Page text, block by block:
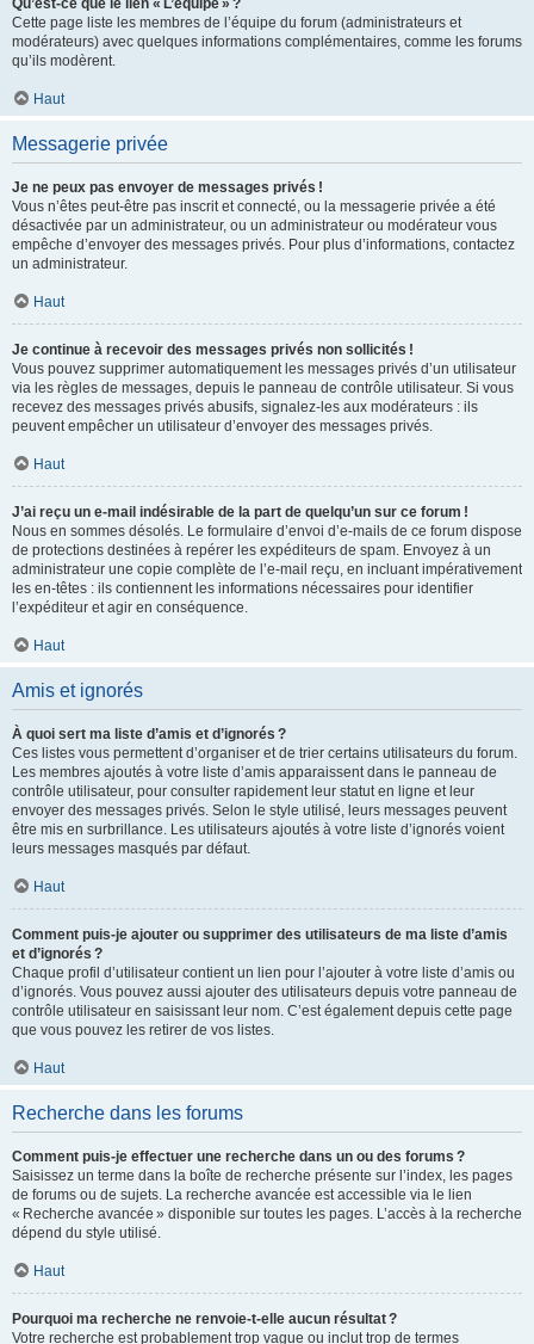
Qu’est-ce que le lien « L’équipe » ?
Cette page liste les membres de l’équipe du forum (administrateurs et
modérateurs) avec quelques informations complémentaires, comme les forums
qu’ils modèrent.
Haut
Messagerie privée
Je ne peux pas envoyer de messages privés !
Vous n’êtes peut-être pas inscrit et connecté, ou la messagerie privée a été
désactivée par un administrateur, ou un administrateur ou modérateur vous
empêche d’envoyer des messages privés. Pour plus d’informations, contactez
un administrateur.
Haut
Je continue à recevoir des messages privés non sollicités !
Vous pouvez supprimer automatiquement les messages privés d’un utilisateur
via les règles de messages, depuis le panneau de contrôle utilisateur. Si vous
recevez des messages privés abusifs, signalez-les aux modérateurs : ils
peuvent empêcher un utilisateur d’envoyer des messages privés.
Haut
J’ai reçu un e-mail indésirable de la part de quelqu’un sur ce forum !
Nous en sommes désolés. Le formulaire d’envoi d’e-mails de ce forum dispose
de protections destinées à repérer les expéditeurs de spam. Envoyez à un
administrateur une copie complète de l’e-mail reçu, en incluant impérativement
les en-têtes : ils contiennent les informations nécessaires pour identifier
l’expéditeur et agir en conséquence.
Haut
Amis et ignorés
À quoi sert ma liste d’amis et d’ignorés ?
Ces listes vous permettent d’organiser et de trier certains utilisateurs du forum.
Les membres ajoutés à votre liste d’amis apparaissent dans le panneau de
contrôle utilisateur, pour consulter rapidement leur statut en ligne et leur
envoyer des messages privés. Selon le style utilisé, leurs messages peuvent
être mis en surbrillance. Les utilisateurs ajoutés à votre liste d’ignorés voient
leurs messages masqués par défaut.
Haut
Comment puis-je ajouter ou supprimer des utilisateurs de ma liste d’amis
et d’ignorés ?
Chaque profil d’utilisateur contient un lien pour l’ajouter à votre liste d’amis ou
d’ignorés. Vous pouvez aussi ajouter des utilisateurs depuis votre panneau de
contrôle utilisateur en saisissant leur nom. C’est également depuis cette page
que vous pouvez les retirer de vos listes.
Haut
Recherche dans les forums
Comment puis-je effectuer une recherche dans un ou des forums ?
Saisissez un terme dans la boîte de recherche présente sur l’index, les pages
de forums ou de sujets. La recherche avancée est accessible via le lien
« Recherche avancée » disponible sur toutes les pages. L’accès à la recherche
dépend du style utilisé.
Haut
Pourquoi ma recherche ne renvoie-t-elle aucun résultat ?
Votre recherche est probablement trop vague ou inclut trop de termes